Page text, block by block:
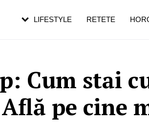
Cum stai
pe cine
LIFESTYLE RETETE
în vârstă
de